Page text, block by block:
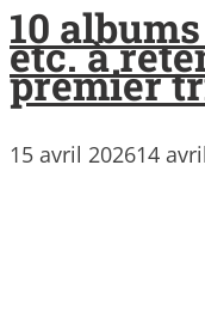
10
etc. à
premier
15 avril 202614